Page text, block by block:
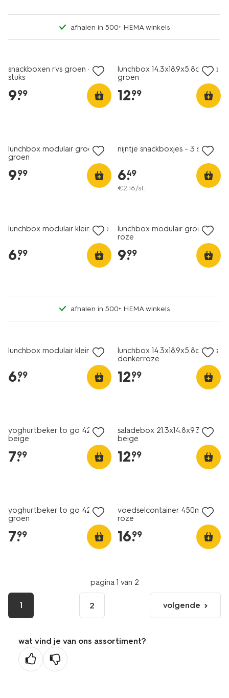
afhalen in 500+ HEMA winkels
snackboxen rvs groen - 2
stuks
9.
99
lunchbox 14.3x18.9x5.8cm rvs
groen
12.
99
lunchbox modulair groot
groen
9.
99
nijntje snackboxjes - 3 stuks
6.
49
€2.16/st.
lunchbox modulair klein roze
6.
99
lunchbox modulair groot
roze
9.
99
afhalen in 500+ HEMA winkels
lunchbox modulair klein grijs
6.
99
lunchbox 14.3x18.9x5.8cm rvs
donkerroze
12.
99
yoghurtbeker to go 420ml
beige
7.
99
saladebox 21.3x14.8x9.3cm
beige
12.
99
yoghurtbeker to go 420ml
groen
7.
99
voedselcontainer 450ml rvs
roze
16.
99
pagina 1 van 2
1 2
volgende
pagina
volgende
wat vind je van ons assortiment?